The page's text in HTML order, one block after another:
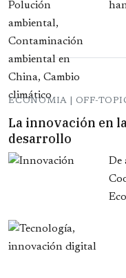
ECONOMIA | OFF-
La innovación en
desarrollo
De